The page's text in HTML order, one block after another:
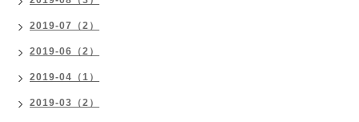
2019-07（2）
2019-06（2）
2019-04（1）
2019-03（2）